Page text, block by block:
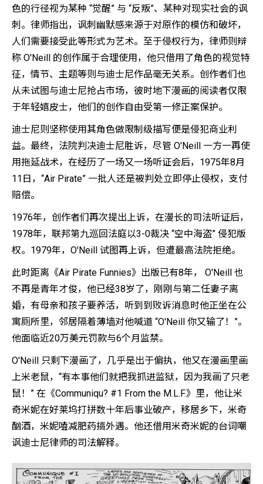
色的行径视为某种 “觉醒” 与 “反叛”、某种对现实社会的讽
刺。律师指出，讽刺幽默感来源于对原作的模仿和破坏，
人们需要接受此等形式为艺术。至于侵权行为，律师则辩
称 O'Neill 的创作属于合理使用，他只借用了角色的视觉特
征，情节、主题等则与迪士尼作品毫无关系。创作者们也
从未试图与迪士尼抢占市场，彼时地下漫画的阅读者仅限
于年轻嬉皮士，他们的创作自由受第一修正案保护。
迪士尼则坚称使用其角色做限制级描写便是侵犯商业利
益。最终，法院判决迪士尼胜诉，尽管 O'Neill 一方一再使
用拖延战术，在经历了一场又一场听证会后，1975年8月
11日，“Air Pirate” 一批人还是被判处立即停止侵权，支付
赔偿。
1976年，创作者们再次提出上诉，在漫长的司法听证后，
1978年，联邦第九巡回法庭以3-0裁决 “空中海盗” 侵犯版
权。1979年，O'Neill 试图再上诉，但遭最高法院拒绝。
此时距离《Air Pirate Funnies》出版已有8年， O'Neill 也
不再是青年才俊，他已经38岁了，刚刚与第二任妻子离
婚，有母亲和孩子要养活，听到到败诉消息时他正坐在公
寓厕所里，邻居隔着薄墙对他喊道 “O'Neill 你又输了！”。
他面临近20万美元罚款与6个月监禁。
O'Neill 只剩下漫画了，几乎是出于偏执，他又在漫画里画
上米老鼠，“有本事他们就把我抓进监狱，因为我画了只老
鼠！” 在《Communiqu? #1 From the M.L.F.》里，他让米
奇米妮在好莱坞打拼数十年后事业破产，移居乡下，米奇
酗酒，米妮嗑减肥药搞外遇。他还借用米奇米妮的台词嘲
讽迪士尼律师的司法解释。